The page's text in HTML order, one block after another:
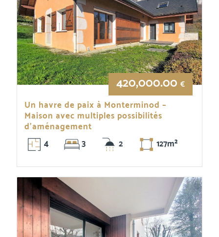
420,000.00€
Un havre de paix à Monterminod –
Maison avec multiples possibilités
d’aménagement
4
3 2 127m²